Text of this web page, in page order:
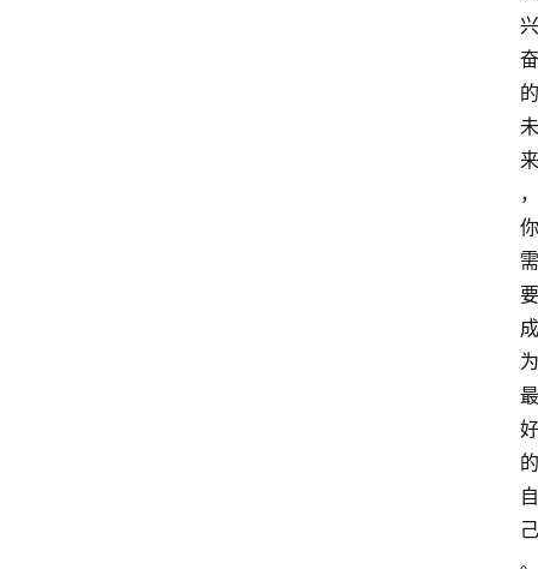
兴
奋
的
未
来
，
你
需
要
成
为
最
好
的
自
己
。